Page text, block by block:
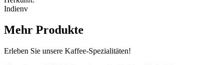
Indienv
Mehr Produkte
Erleben Sie unsere Kaffee-Spezialitäten!